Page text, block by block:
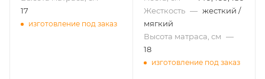
17
изготовление под заказ
Жесткость — жесткий /
мягкий
Высота матраса, см —
18
изготовление под заказ